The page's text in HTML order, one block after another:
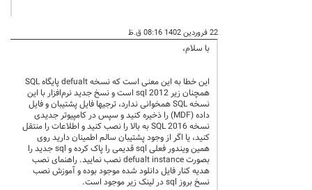
22 فروردین 1402 08:16 ق.ظ
با سلام،
این خطا به این معنی است که نسخه defualt پایگاه SQL
همچنان زیر sql 2012 است و نسخ جدید نرم‌افزار با این
نسخه SQL همخوانی ندارد، ترجیها فایل پشتیبان و فایل
داده (MDF) را ذخیره کنید و سپس در کامپیوتر جدیدی
نسخه SQL 2016 به بالا را نصب کنید و اطلاعات را منتقل
کنید، یا اگر از وجود پشتیبان سالم اطمینان دارید روی
همین ویندور فعلی sql قدیمی را پاک کرده و sql جدید را
بصورت defualt instance نصب نمایید. راهنمای نصب
هدیه کنار فایل دانلود شده موجود بوده و آموزش نصب
نسخ بروز sql در لینک زیر موجود است.